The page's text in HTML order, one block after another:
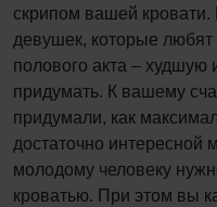
скрипом вашей
девушек, которые любят
полового акта – худшую
придумать. К вашему
придумали, как
достаточно интересной
молодому человеку
кроватью. При этом вы